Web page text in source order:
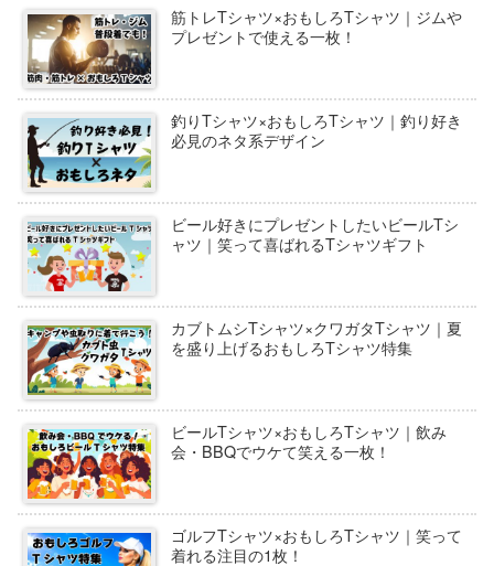
筋トレTシャツ×おもしろTシャツ｜ジムや
プレゼントで使える一枚！
釣りTシャツ×おもしろTシャツ｜釣り好き
必見のネタ系デザイン
ビール好きにプレゼントしたいビールTシ
ャツ｜笑って喜ばれるTシャツギフト
カブトムシTシャツ×クワガタTシャツ｜夏
を盛り上げるおもしろTシャツ特集
ビールTシャツ×おもしろTシャツ｜飲み
会・BBQでウケて笑える一枚！
ゴルフTシャツ×おもしろTシャツ｜笑って
着れる注目の1枚！